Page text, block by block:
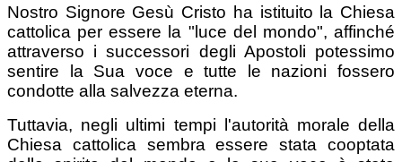
Nostro Signore Gesù Cristo ha istituito la Chiesa
cattolica per essere la "luce del mondo", affinché
attraverso i successori degli Apostoli potessimo
sentire la Sua voce e tutte le nazioni fossero
condotte alla salvezza eterna.
Tuttavia, negli ultimi tempi l'autorità morale della
Chiesa cattolica sembra essere stata cooptata